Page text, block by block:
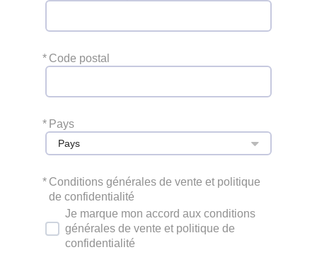
* Code postal
* Pays
Pays
* Conditions générales de vente et politique
de confidentialité
Je marque mon accord aux conditions
générales de vente et politique de
confidentialité